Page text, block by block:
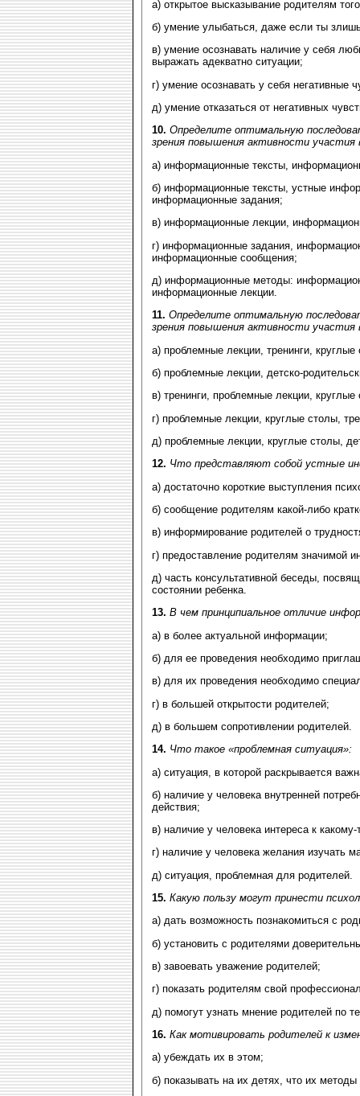
а) открытое высказывание родителям
б) умение улыбаться, даже если ты
в) умение осознавать наличие у себя
выражать адекватно ситуации;
г) умение осознавать у себя негативные
д) умение отказаться от негативных
10. Определите оптимальную
зрения повышения активности участия
а) информационные тексты,
б) информационные тексты, устные
информационные задания;
в) информационные лекции,
г) информационные задания,
информационные сообщения;
д) информационные методы:
информационные лекции.
11. Определите оптимальную
зрения повышения активности участия
а) проблемные лекции, тренинги,
б) проблемные лекции, детско-
в) тренинги, проблемные лекции,
г) проблемные лекции, круглые столы,
д) проблемные лекции, круглые столы,
12. Что представляют собой устные
а) достаточно короткие выступления
б) сообщение родителям какой-либо
в) информирование родителей о
г) предоставление родителям значимой
д) часть консультативной беседы,
состоянии ребенка.
13. В чем принципиальное отличие
а) в более актуальной информации;
б) для ее проведения необходимо
в) для их проведения необходимо
г) в большей открытости родителей;
д) в большем сопротивлении родителей.
14. Что такое «проблемная ситуация»:
а) ситуация, в которой раскрывается
б) наличие у человека внутренней
действия;
в) наличие у человека интереса к какому-
г) наличие у человека желания изучать
д) ситуация, проблемная для родителей.
15. Какую пользу могут принести
а) дать возможность познакомиться с
б) установить с родителями
в) завоевать уважение родителей;
г) показать родителям свой
д) помогут узнать мнение родителей по
16. Как мотивировать родителей к
а) убеждать их в этом;
б) показывать на их детях, что их